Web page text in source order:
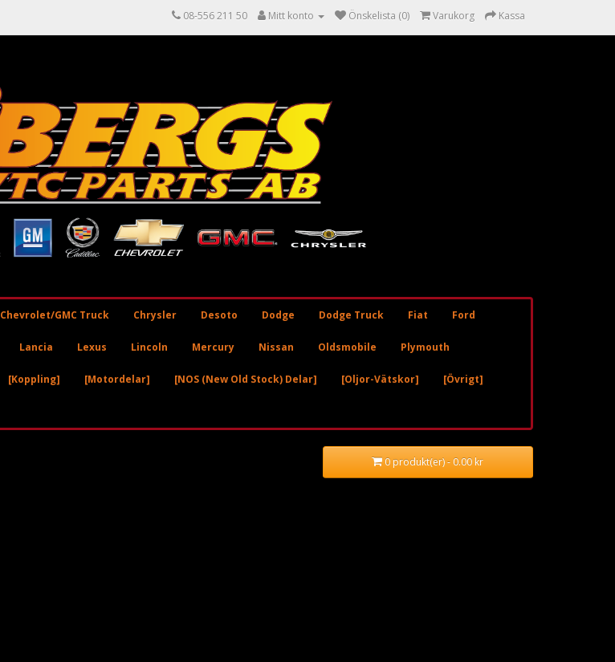
08-556 211 50 Mitt konto Önskelista (0) Varukorg Kassa
Chevrolet/GMC Truck Chrysler Desoto Dodge Dodge Truck Fiat Ford
Lancia Lexus Lincoln Mercury Nissan Oldsmobile Plymouth
[Koppling] [Motordelar] [NOS (New Old Stock) Delar] [Oljor-Vätskor] [Övrigt]
0 produkt(er) - 0.00 kr